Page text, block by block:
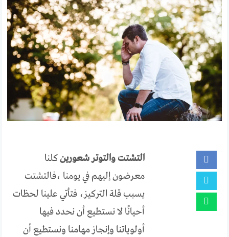
التشتت والتوترشعورينكلنا
معرضون إليهم في يومنا ،فالتشتت
يسبب قلة التركيز، فتأتي علينا لحظات
أحيانًا لا نستطيع أن نحدد فيها
أولوياتنا وإنجاز مهامنا ونستطيع أن